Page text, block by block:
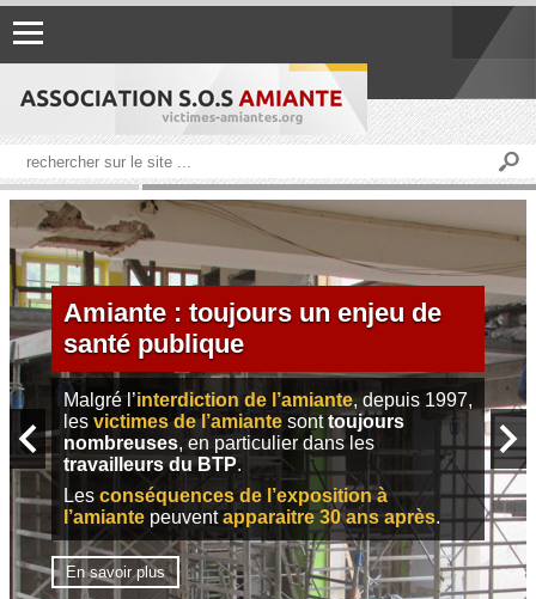
Amiante : toujours un enjeu de
santé publique
Malgré l’interdiction de l’amiante, depuis 1997,
les victimes de l’amiante sonttoujours
nombreuses, en particulier dans les
travailleurs du BTP.
Les conséquences de l’exposition à
l’amiante peuventapparaitre 30 ans après.
En savoir plus